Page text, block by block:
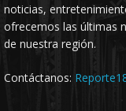
noticias,
ofrecemos las últimas
de nuestra región.
Contáctanos: